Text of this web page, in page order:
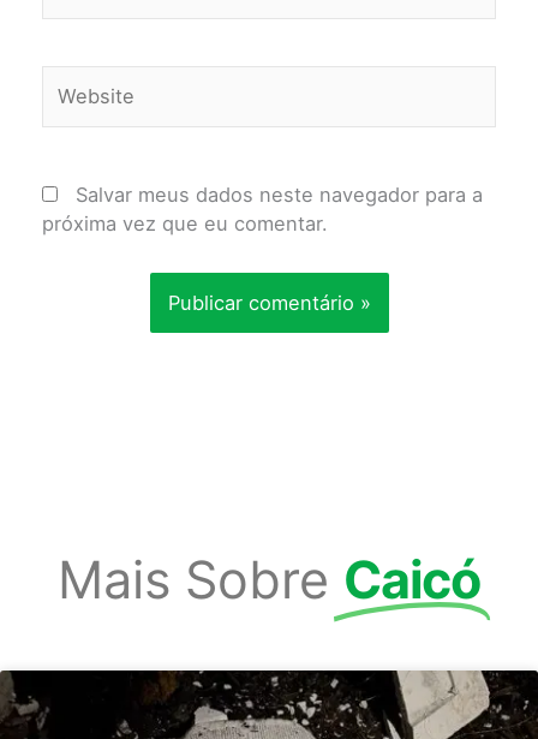
Salvar meus dados neste navegador para a
próxima vez que eu comentar.
Mais Sobre Caicó